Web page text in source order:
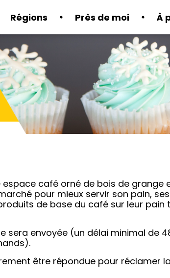
Régions Près de moi À
café orné de bois de grange
pour mieux servir son pain,
de base du café sur leur pain
sera envoyée (un délai minimal de
être répondue pour réclamer